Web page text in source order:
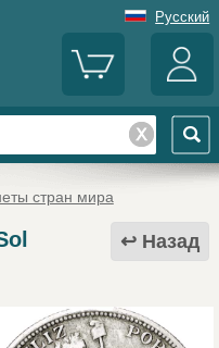
Русский
стран мира
Назад